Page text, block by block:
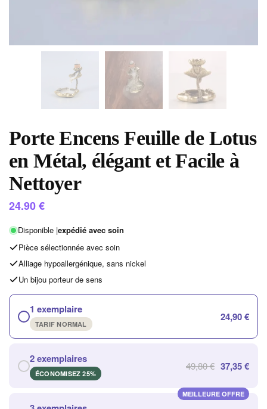
Porte Encens Feuille de Lotus
en Métal, élégant et Facile à
Nettoyer
24.90€
Disponible |expédié avec soin
Pièce sélectionnée avec soin
Alliage hypoallergénique, sans nickel
Un bijou porteur de sens
1 exemplaire
TARIF NORMAL
24,90 €
2 exemplaires
ÉCONOMISEZ 25%
49,80 € 37,35 €
MEILLEURE OFFRE